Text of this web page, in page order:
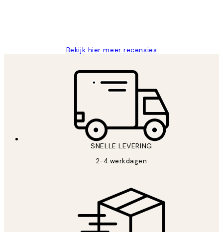
Bekijk hier meer recensies
SNELLE LEVERING
2-4 werkdagen